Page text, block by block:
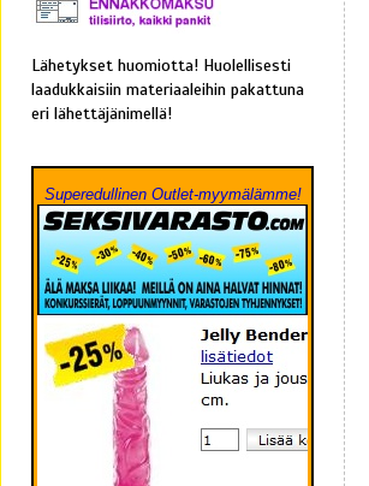
Lähetykset huomiotta! Huolellisesti
laadukkaisiin materiaaleihin pakattuna
eri lähettäjänimellä!
Superedullinen Outlet-myymälämme!